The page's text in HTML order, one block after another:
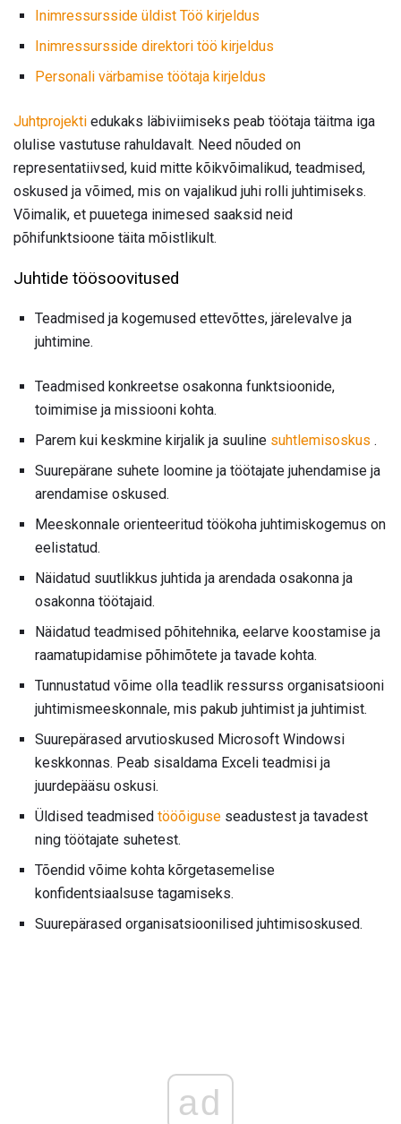
Inimressursside üldist Töö kirjeldus
Inimressursside direktori töö kirjeldus
Personali värbamise töötaja kirjeldus
Juhtprojekti edukaks läbiviimiseks peab töötaja täitma iga
olulise vastutuse rahuldavalt. Need nõuded on
representatiivsed, kuid mitte kõikvõimalikud, teadmised,
oskused ja võimed, mis on vajalikud juhi rolli juhtimiseks.
Võimalik, et puuetega inimesed saaksid neid
põhifunktsioone täita mõistlikult.
Juhtide töösoovitused
Teadmised ja kogemused ettevõttes, järelevalve ja
juhtimine.
Teadmised konkreetse osakonna funktsioonide,
toimimise ja missiooni kohta.
Parem kui keskmine kirjalik ja suuline suhtlemisoskus .
Suurepärane suhete loomine ja töötajate juhendamise ja
arendamise oskused.
Meeskonnale orienteeritud töökoha juhtimiskogemus on
eelistatud.
Näidatud suutlikkus juhtida ja arendada osakonna ja
osakonna töötajaid.
Näidatud teadmised põhitehnika, eelarve koostamise ja
raamatupidamise põhimõtete ja tavade kohta.
Tunnustatud võime olla teadlik ressurss organisatsiooni
juhtimismeeskonnale, mis pakub juhtimist ja juhtimist.
Suurepärased arvutioskused Microsoft Windowsi
keskkonnas. Peab sisaldama Exceli teadmisi ja
juurdepääsu oskusi.
Üldised teadmised tööõiguse seadustest ja tavadest
ning töötajate suhetest.
Tõendid võime kohta kõrgetasemelise
konfidentsiaalsuse tagamiseks.
Suurepärased organisatsioonilised juhtimisoskused.
ad